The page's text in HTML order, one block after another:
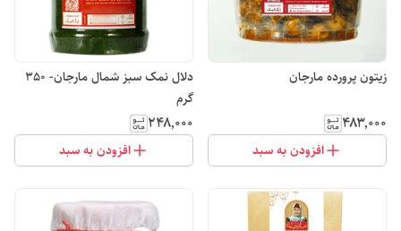
زیتون پرورده مارجان
۴۸۳٬۰۰۰
افزودن به سبد
دلال نمک سبز شمال مارجان- 350
گرم
۲۴۸٬۰۰۰
افزودن به سبد